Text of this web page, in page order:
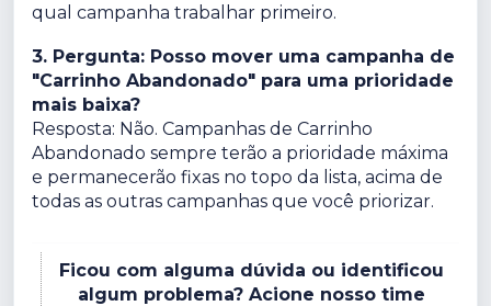
qual campanha trabalhar primeiro.
3. Pergunta: Posso mover uma campanha de
"Carrinho Abandonado" para uma prioridade
mais baixa?
Resposta: Não. Campanhas de Carrinho
Abandonado sempre terão a prioridade máxima
e permanecerão fixas no topo da lista, acima de
todas as outras campanhas que você priorizar.
Ficou com alguma dúvida ou identificou
algum problema? Acione nosso time